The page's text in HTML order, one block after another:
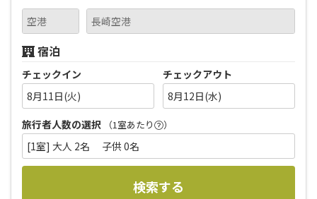
宿泊
チェックイン
8月11日(火)
チェックアウト
8月12日(水)
旅行者人数の選択
（1室あたり ）
[1室] 大人 2名 子供 0名
検索する